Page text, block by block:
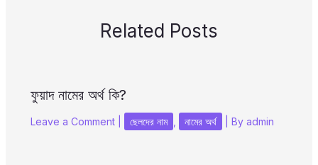
Related Posts
ফুয়াদ নামের অর্থ কি?
Leave a Comment ছেলদের নাম নামের অর্থ | By admin